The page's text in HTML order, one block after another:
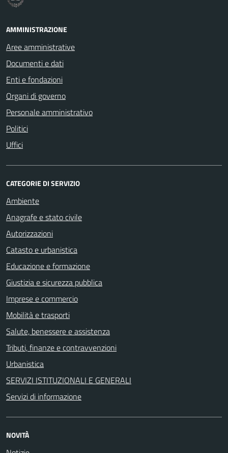
AMMINISTRAZIONE
Aree amministrative
Documenti e dati
Enti e fondazioni
Organi di governo
Personale amministrativo
Politici
Uffici
CATEGORIE DI SERVIZIO
Ambiente
Anagrafe e stato civile
Autorizzazioni
Catasto e urbanistica
Educazione e formazione
Giustizia e sicurezza pubblica
Imprese e commercio
Mobilità e trasporti
Salute, benessere e assistenza
Tributi, finanze e contravvenzioni
Urbanistica
SERVIZI ISTITUZIONALI E GENERALI
Servizi di informazione
NOVITÀ